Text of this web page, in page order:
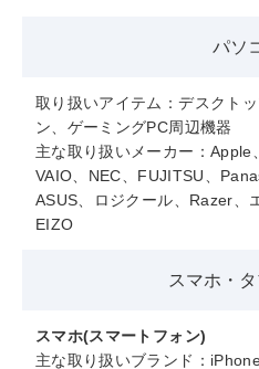
パソ
取り扱いアイテム：デスクト
ン、ゲーミングPC周辺機器
主な取り扱いメーカー：Apple
VAIO、NEC、FUJITSU、
ASUS、ロジクール、Razer、
EIZO
スマホ・
スマホ(スマートフォン)
主な取り扱いブランド：